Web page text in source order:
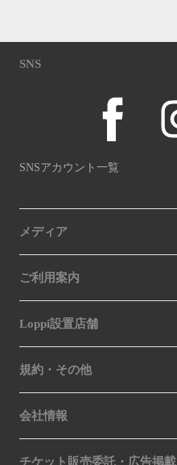
SNS
SNSアカウント一覧
メディア
ご利用案内
Loppi設置店舗
規約・その他
会社情報
チケット販売委託・広告掲載